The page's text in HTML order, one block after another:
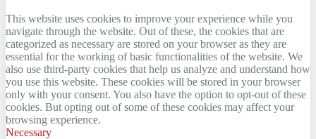
This website uses cookies to improve your experience while you
navigate through the website. Out of these, the cookies that are
categorized as necessary are stored on your browser as they are
essential for the working of basic functionalities of the website. We
also use third-party cookies that help us analyze and understand how
you use this website. These cookies will be stored in your browser
only with your consent. You also have the option to opt-out of these
cookies. But opting out of some of these cookies may affect your
browsing experience.
Necessary